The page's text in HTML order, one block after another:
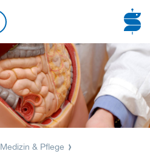
Medizin & Pflege